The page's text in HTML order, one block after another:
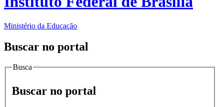
Ministério da Educação
Buscar no portal
Busca
Buscar no portal